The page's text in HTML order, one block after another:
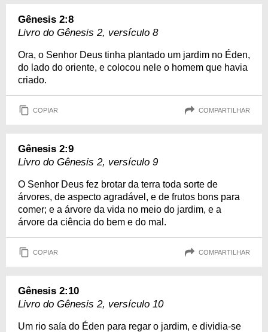
Gênesis 2:8
Livro do Gênesis 2, versículo 8
Ora, o Senhor Deus tinha plantado um jardim no Éden,
do lado do oriente, e colocou nele o homem que havia
criado.
COPIAR COMPARTILHAR
Gênesis 2:9
Livro do Gênesis 2, versículo 9
O Senhor Deus fez brotar da terra toda sorte de
árvores, de aspecto agradável, e de frutos bons para
comer; e a árvore da vida no meio do jardim, e a
árvore da ciência do bem e do mal.
COPIAR COMPARTILHAR
Gênesis 2:10
Livro do Gênesis 2, versículo 10
Um rio saía do Éden para regar o jardim, e dividia-se